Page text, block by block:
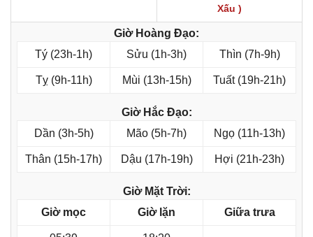
Xấu )
Giờ Hoàng Đạo:
Tý (23h-1h)
Sửu (1h-3h) Thìn (7h-9h)
Tỵ (9h-11h) Mùi (13h-15h) Tuất (19h-21h)
Giờ Hắc Đạo:
Dần (3h-5h)
Mão (5h-7h) Ngọ (11h-13h)
Thân (15h-17h) Dậu (17h-19h) Hợi (21h-23h)
Giờ Mặt Trời:
Giờ mọc
Giờ lặn Giữa trưa